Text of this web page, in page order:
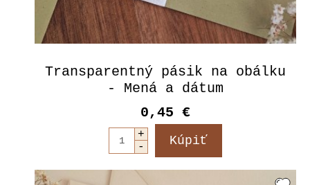
Transparentný pásik na obálku
- Mená a dátum
0,45 €